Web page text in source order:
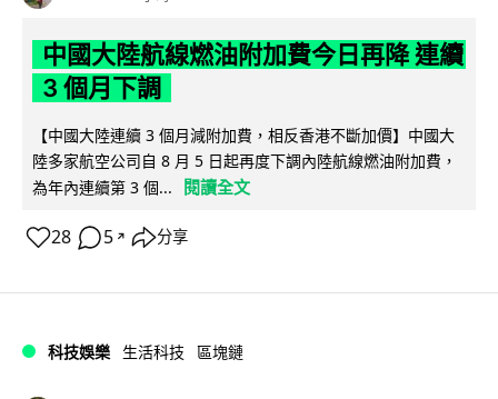
中國大陸航線燃油附加費今日再降 連續
3 個月下調
【中國大陸連續 3 個月減附加費，相反香港不斷加價】中國大
陸多家航空公司自 8 月 5 日起再度下調內陸航線燃油附加費，
為年內連續第 3 個...
閱讀全文
28 5 ↗ 分享
科技娛樂 生活科技 區塊鏈